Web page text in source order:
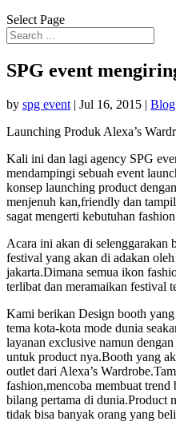
Select Page
SPG event
by spg event | Jul 16, 2015 | Blog
Launching Produk Alexa’s
Kali ini dan lagi agency SPG
mendampingi sebuah event
konsep launching product
menjenuh kan,friendly dan
sagat mengerti kebutuhan
Acara ini akan di selenggarakan
festival yang akan di adakan
jakarta.Dimana semua ikon
terlibat dan meramaikan festival
Kami berikan Design booth
tema kota-kota mode dunia
layanan exclusive namun
untuk product nya.Booth yang
outlet dari Alexa’s
fashion,mencoba membuat
bilang pertama di dunia.Product
tidak bisa banyak orang yang